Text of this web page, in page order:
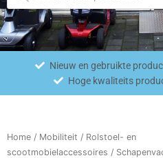
Nieuw en gebruikte
Hoge kwaliteits
Home / Mobiliteit / Rolstoel- en
scootmobielaccessoires /